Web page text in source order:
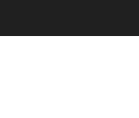
al